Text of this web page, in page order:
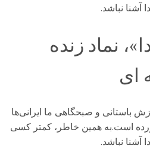
نباشد.
نماد زنده
ای
باستانی و صبحگاهی ما ایرانی‌ها
است.به همین خاطر، كمتر كسی
نباشد.